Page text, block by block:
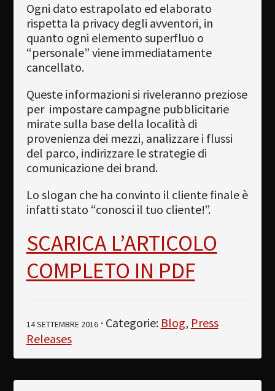
Ogni dato estrapolato ed elaborato
rispetta la privacy degli avventori, in
quanto ogni elemento superfluo o
“personale” viene immediatamente
cancellato.
Queste informazioni si riveleranno preziose
per impostare campagne pubblicitarie
mirate sulla base della località di
provenienza dei mezzi, analizzare i flussi
del parco, indirizzare le strategie di
comunicazione dei brand.
Lo slogan che ha convinto il cliente finale è
infatti stato “conosci il tuo cliente!”.
SCARICA L’ARTICOLO
COMPLETO IN PDF
14 SETTEMBRE 2016· Categorie: Blog, Press
Releases